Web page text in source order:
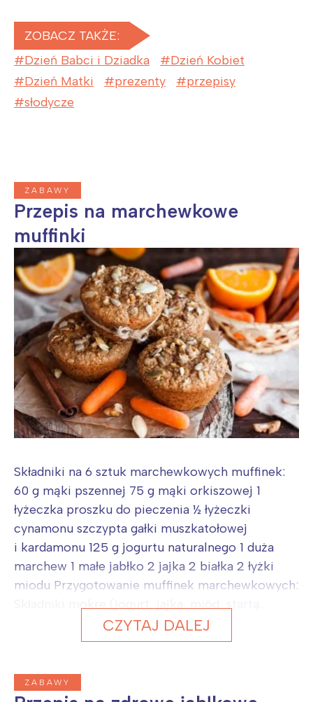
ZOBACZ TAKŻE:
Dzień Babci i Dziadka
Dzień Kobiet
Dzień Matki
prezenty
przepisy
słodycze
ZABAWY
Przepis na marchewkowe
muffinki
Składniki na 6 sztuk marchewkowych muffinek:
60 g mąki pszennej 75 g mąki orkiszowej 1
łyżeczka proszku do pieczenia ½ łyżeczki
cynamonu szczypta gałki muszkatołowej
i kardamonu 125 g jogurtu naturalnego 1 duża
marchew 1 małe jabłko 2 jajka 2 białka 2 łyżki
miodu Przygotowanie muffinek marchewkowych:
CZYTAJ DALEJ
ZABAWY
Łódź
Trójmiasto
Poznań
Południe
Północ